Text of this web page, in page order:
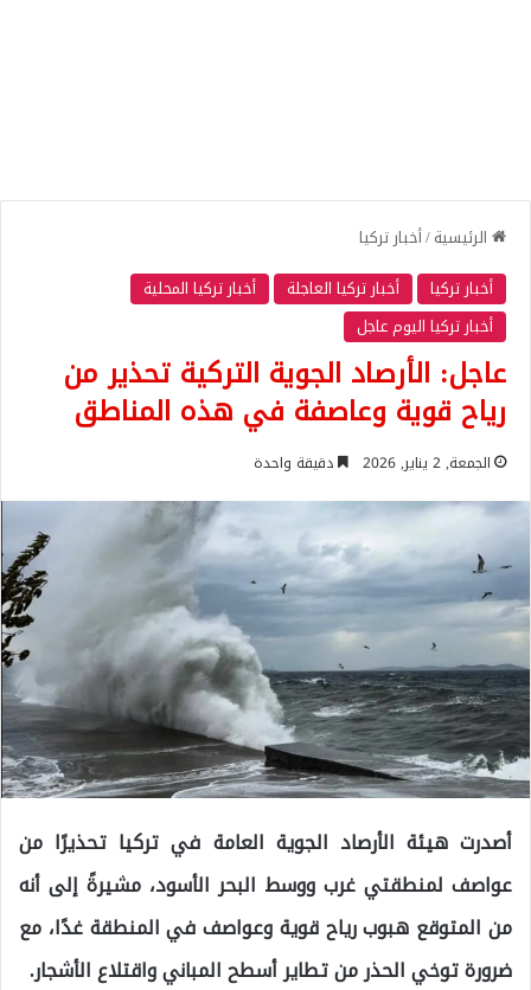
الرئيسية/أخبار تركيا
أخبار تركيا
أخبار تركيا العاجلة
أخبار تركيا المحلية
أخبار تركيا اليوم عاجل
عاجل: الأرصاد الجوية التركية تحذير من
رياح قوية وعاصفة في هذه المناطق
الجمعة, 2 يناير, 2026 دقيقة واحدة
أصدرت هيئة الأرصاد الجوية العامة في تركيا تحذيرًا من
عواصف لمنطقتي غرب ووسط البحر الأسود، مشيرةً إلى أنه
من المتوقع هبوب رياح قوية وعواصف في المنطقة غدًا، مع
ضرورة توخي الحذر من تطاير أسطح المباني واقتلاع الأشجار.